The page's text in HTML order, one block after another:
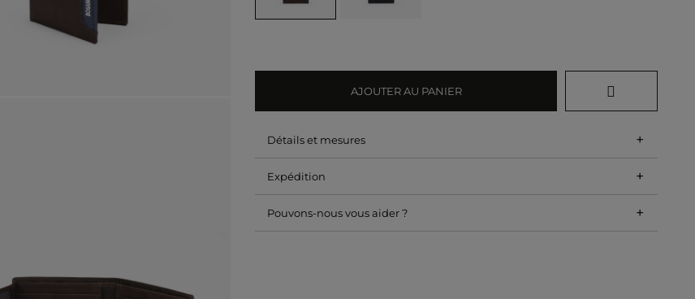
AJOUTER AU PANIER
Détails et mesures +
Expédition +
Pouvons-nous vous aider ? +